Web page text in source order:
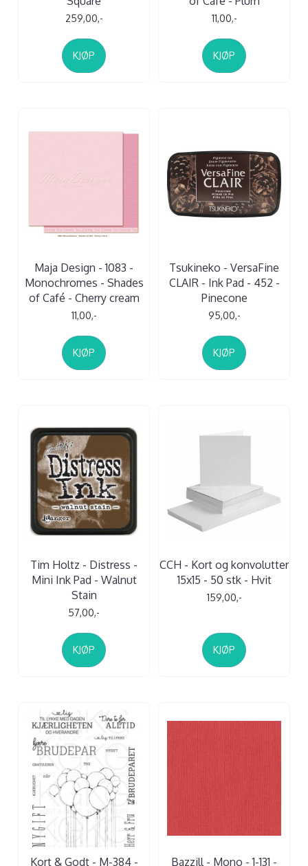
259,00,-
KJØP
11,00,-
KJØP
Maja Design - 1083 -
Monochromes - Shades
of Café - Cherry cream
11,00,-
KJØP
Tsukineko - VersaFine
CLAIR - Ink Pad - 452 -
Pinecone
95,00,-
KJØP
Tim Holtz - Distress -
Mini Ink Pad - Walnut
Stain
57,00,-
KJØP
CCH - Kort og konvolutter
15x15 - 50 stk - Hvit
159,00,-
KJØP
Kort & Godt - M-384 - Bazzill - Mono - 1-131 -